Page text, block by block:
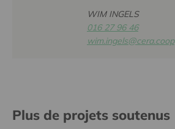
WIM INGELS
016 27 96 46
wim.ingels@cera.coop
Plus de projets soutenus